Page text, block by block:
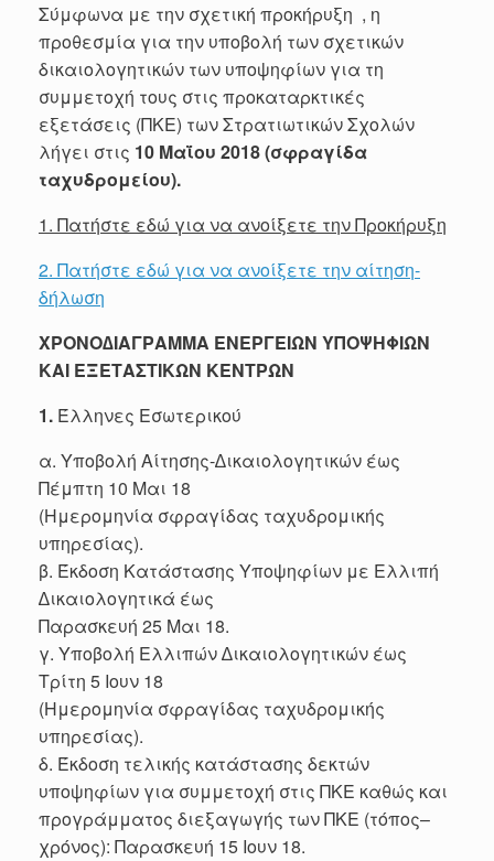
Σύμφωνα με την σχετική προκήρυξη , η
προθεσμία για την υποβολή των σχετικών
δικαιολογητικών των υποψηφίων για τη
συμμετοχή τους στις προκαταρκτικές
εξετάσεις (ΠΚΕ) των Στρατιωτικών Σχολών
λήγει στις 10 Μαΐου 2018 (σφραγίδα
ταχυδρομείου).
1. Πατήστε εδώ για να ανοίξετε την Προκήρυξη
2. Πατήστε εδώ για να ανοίξετε την αίτηση-
δήλωση
ΧΡΟΝΟ∆ΙΑΓΡΑΜΜΑ ΕΝΕΡΓΕΙΩΝ ΥΠΟΨΗΦΙΩΝ
ΚΑΙ ΕΞΕΤΑΣΤΙΚΩΝ ΚΕΝΤΡΩΝ
1. Έλληνες Εσωτερικού
α. Υποβολή Αίτησης-∆ικαιολογητικών έως
Πέμπτη 10 Μαι 18
(Ημερομηνία σφραγίδας ταχυδρομικής
υπηρεσίας).
β. Έκδοση Κατάστασης Υποψηφίων με Ελλιπή
∆ικαιολογητικά έως
Παρασκευή 25 Μαι 18.
γ. Υποβολή Ελλιπών ∆ικαιολογητικών έως
Τρίτη 5 Ιουν 18
(Ημερομηνία σφραγίδας ταχυδρομικής
υπηρεσίας).
δ. Έκδοση τελικής κατάστασης δεκτών
υποψηφίων για συμμετοχή στις ΠΚΕ καθώς και
προγράμματος διεξαγωγής των ΠΚΕ (τόπος–
χρόνος): Παρασκευή 15 Ιουν 18.